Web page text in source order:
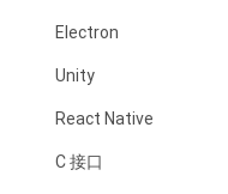
Electron
Unity
React Native
C 接口